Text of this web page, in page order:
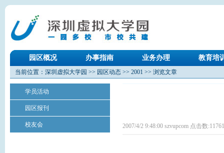
园区概况 办事指南 业务办理 教育培
当前位置： 深圳虚拟大学园 >> 园区动态 >> 2001 >> 浏览文章
学员活动
园区报刊
校友会 2007/4/2 9:48:00 szvupcom 点击数:11761